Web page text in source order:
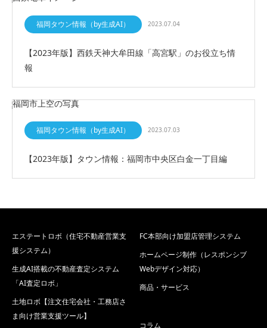
福岡タウン情報（by生成AI） 2023.07.04
【2023年版】西鉄天神大牟田線「高宮駅」のお役立ち情
報
福岡タウン情報（by生成AI） 2023.07.03
【2023年版】タウン情報：福岡市中央区白金一丁目編
エステートロボ（住宅不動産営業支
援システム）
生成AI搭載の不動産査定システム
「AI査定ロボ」
土地ロボ【注文住宅会社・工務店さ
ま向け営業支援ツール】
FC本部向け加盟店管理システム
ホームページ制作（レスポンシブ
Webデザイン対応）
商品・サービス
コラム